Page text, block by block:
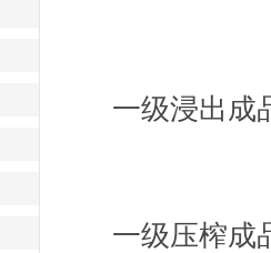
一级浸出成
一级压榨成